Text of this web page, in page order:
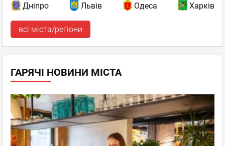
Дніпро Львів Одеса Харків
всі міста/регіони
ГАРЯЧІ НОВИНИ МІСТА